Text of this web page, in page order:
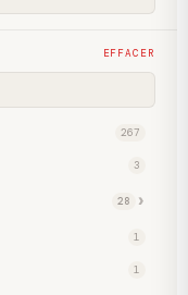
EFFACER
267
3
28
1
1